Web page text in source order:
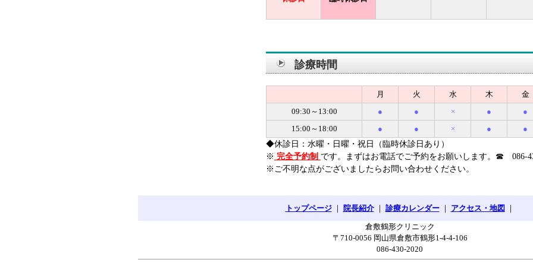
診療時間
月 火 水 木 金
09:30～13:00
● ● × ● ●
15:00～18:00
● ● × ● ●
◆休診日：水曜・日曜・祝日（臨時休診日あり）
※ 完全予約制 です。まずはお電話でご予約をお願いします。☎ 086-
※ご不明な点がございましたらお問い合わせください。
トップページ｜ 院長紹介｜ 診療カレンダー｜ アクセス・地図 ｜
倉敷鶴形クリニック
〒710-0056 岡山県倉敷市鶴形1-4-4-106
086-430-2020